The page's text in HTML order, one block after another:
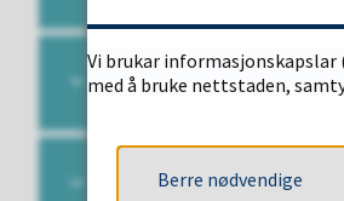
Eid vidaregåande
Stad idrettsråd
Vi brukar
med å bruke nettstaden,
Berre nødvendige